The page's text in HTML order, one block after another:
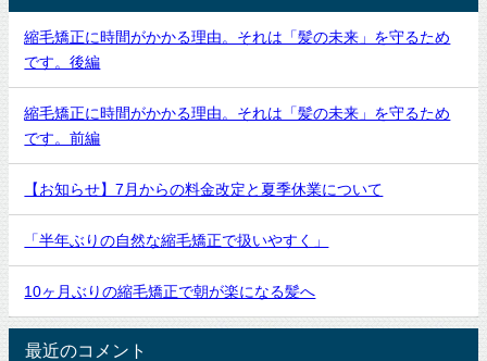
縮毛矯正に時間がかかる理由。それは「髪の未来」を守るため
です。後編
縮毛矯正に時間がかかる理由。それは「髪の未来」を守るため
です。前編
【お知らせ】7月からの料金改定と夏季休業について
「半年ぶりの自然な縮毛矯正で扱いやすく」
10ヶ月ぶりの縮毛矯正で朝が楽になる髪へ
最近のコメント